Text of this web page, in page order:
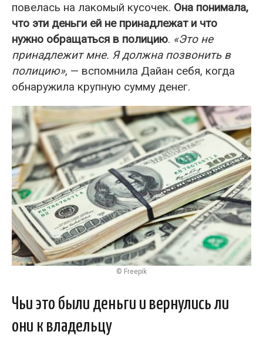
повелась на лакомый кусочек. Она понимала,
что эти деньги ей не принадлежат и что
нужно обращаться в полицию. «Это не
принадлежит мне. Я должна позвонить в
полицию», — вспомнила Дайан себя, когда
обнаружила крупную сумму денег.
© Freepik
Чьи это были деньги и вернулись ли
они к владельцу